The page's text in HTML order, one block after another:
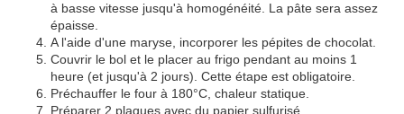
à basse vitesse jusqu'à homogénéité. La pâte sera assez
épaisse.
A l'aide d'une maryse, incorporer les pépites de chocolat.
Couvrir le bol et le placer au frigo pendant au moins 1
heure (et jusqu'à 2 jours). Cette étape est obligatoire.
Préchauffer le four à 180°C, chaleur statique.
Préparer 2 plaques avec du papier sulfurisé.